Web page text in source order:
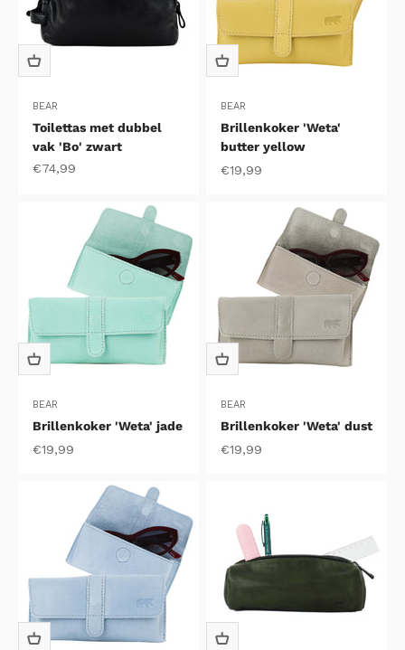
BEAR
Toilettas met dubbel
vak 'Bo' zwart
Aanbiedingsprijs
€74,99
BEAR
Brillenkoker 'Weta'
butter yellow
Aanbiedingsprijs
€19,99
BEAR
Brillenkoker 'Weta' jade
Aanbiedingsprijs
€19,99
BEAR
Brillenkoker 'Weta' dust
Aanbiedingsprijs
€19,99